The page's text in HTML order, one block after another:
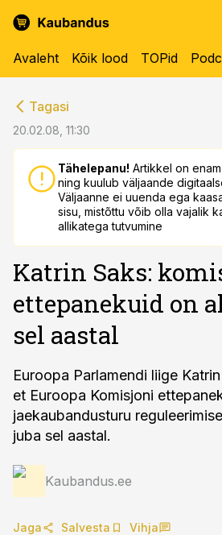
Avaleht Kõik lood TOPid
Tagasi
20.02.08, 11:30
Tähelepanu! Artikkel on
ning kuulub väljaande
Väljaanne ei uuenda ega
sisu, mistõttu võib olla vajalik
allikatega tutvumine
Katrin Saks:
ettepanekuid on
sel aastal
Euroopa Parlamendi liige
et Euroopa Komisjoni
jaekaubandusturu
juba sel aastal.
Kaubandus.ee
Jaga Salvesta Vihja